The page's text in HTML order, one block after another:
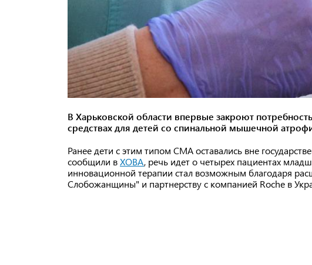
В Харьковской области впервые закроют
средствах для детей со спинальной мышечной
Ранее дети с этим типом СМА оставались вне
сообщили вХОВА, речь идет о четырех пациентах
инновационной терапии стал возможным благодаря
Слобожанщины" и партнерству с компанией Roche в